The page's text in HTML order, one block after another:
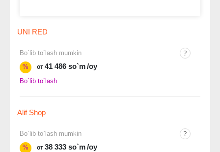
UNI RED
Bo`lib to`lash mumkin
%
от 41 486 so`m/oy
Bo`lib to`lash
Alif Shop
Bo`lib to`lash mumkin
%
от 38 333 so`m/oy